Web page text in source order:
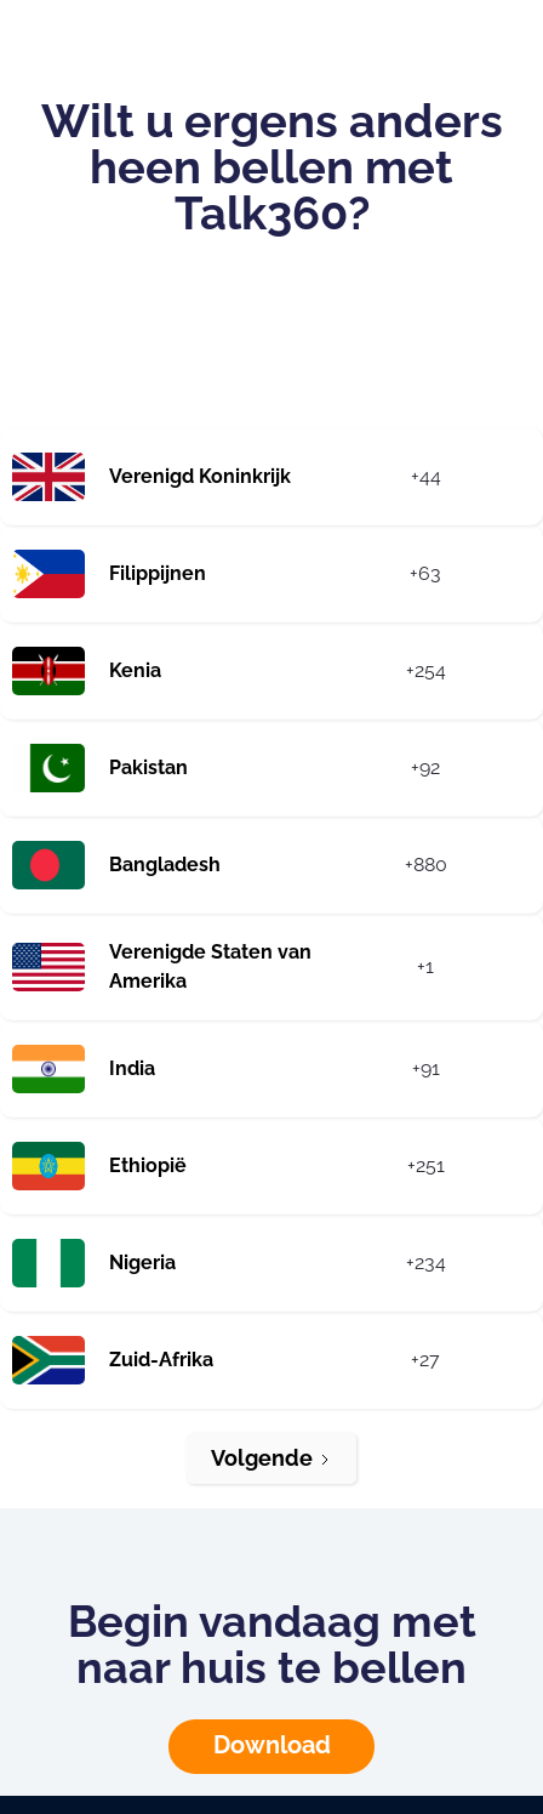
Wilt u ergens anders
heen bellen met
Talk360?
Verenigd Koninkrijk +44
Filippijnen +63
Kenia +254
Pakistan +92
Bangladesh +880
Verenigde Staten van
Amerika
+1
India +91
Ethiopië +251
Nigeria +234
Zuid-Afrika +27
Volgende
Begin vandaag met
naar huis te bellen
Download